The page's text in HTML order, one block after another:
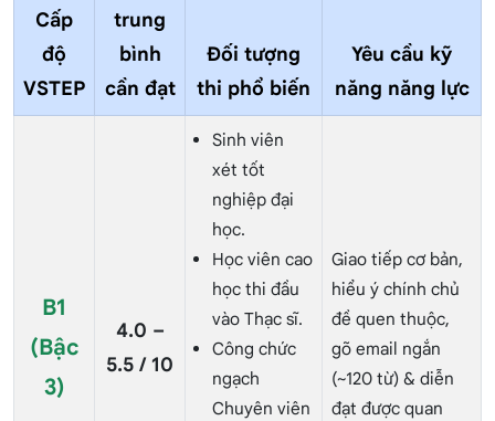
Cấp
độ
VSTEP
trung
bình
cần đạt
Đối tượng
thi phổ biến
Yêu cầu kỹ
năng năng lực
B1
(Bậc
3)
4.0 –
5.5 / 10
Sinh viên
xét tốt
nghiệp đại
học.
Học viên cao
học thi đầu
vào Thạc sĩ.
Công chức
ngạch
Chuyên viên
Giao tiếp cơ bản,
hiểu ý chính chủ
đề quen thuộc,
gõ email ngắn
(~120 từ) & diễn
đạt được quan